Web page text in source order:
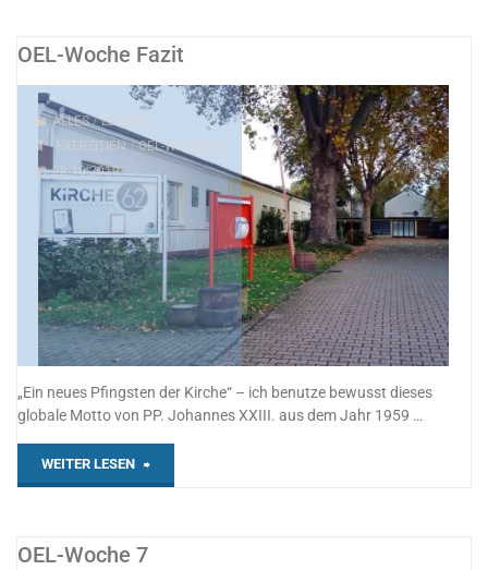
OEL-Woche Fazit
ALLES / LERNEN
EXERZITIEN/OEL-WOCHE19
28.10.2019
„Ein neues Pfingsten der Kirche“ – ich benutze bewusst dieses
globale Motto von PP. Johannes XXIII. aus dem Jahr 1959 …
WEITER LESEN "OEL-
OEL-Woche 7